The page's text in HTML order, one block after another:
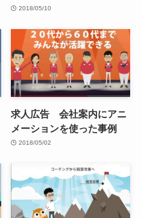
2018/05/10
求人広告 会社案内にアニ
メーションを使った事例
2018/05/02